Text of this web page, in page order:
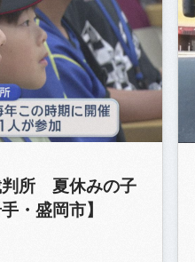
判所 夏休みの子
・盛岡市】